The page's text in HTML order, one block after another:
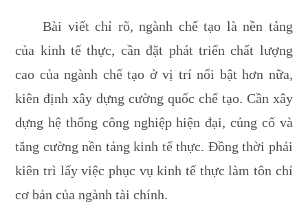
Bài viết chỉ rõ, ngành chế tạo là nền tảng
của kinh tế thực, cần đặt phát triển chất lượng
cao của ngành chế tạo ở vị trí nổi bật hơn nữa,
kiên định xây dựng cường quốc chế tạo. Cần xây
dựng hệ thống công nghiệp hiện đại, củng cố và
tăng cường nền tảng kinh tế thực. Đồng thời phải
kiên trì lấy việc phục vụ kinh tế thực làm tôn chỉ
cơ bản của ngành tài chính.